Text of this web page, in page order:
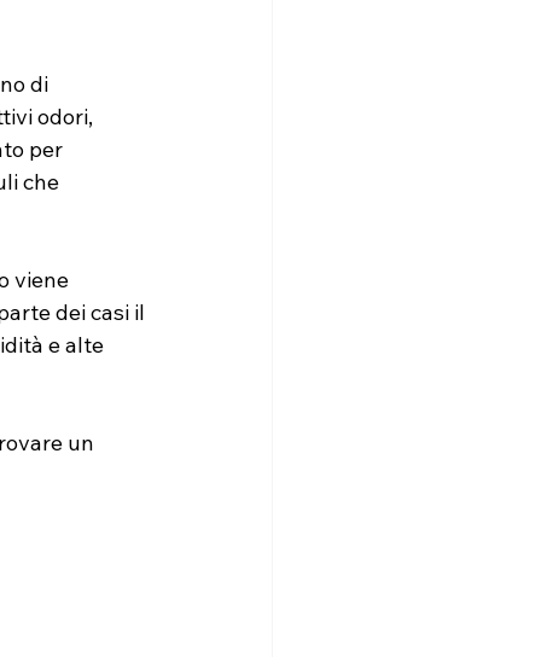
di
odori,
per
che
viene
dei casi il
e alte
un